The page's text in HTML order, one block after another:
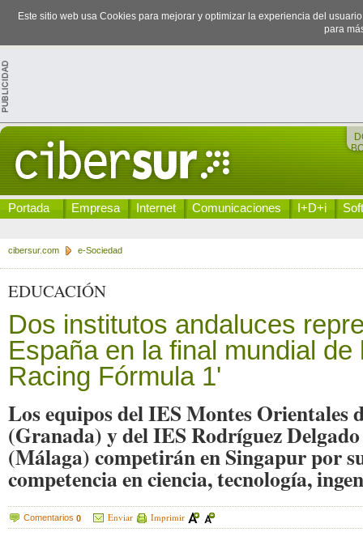
Este sitio web usa Cookies para mejorar y optimizar la experiencia del
para
Portada Empresa Internet Comunicaciones I+D+i
cibersur.com e-Sociedad
EDUCACIÓN
Dos institutos andaluces
España en la final mundial de
Racing Fórmula 1'
Los equipos del IES Montes Orientales
(Granada) y del IES Rodríguez
(Málaga) competirán en Singapur por
competencia en ciencia, tecnología,
Comentarios 0 Enviar Imprimir